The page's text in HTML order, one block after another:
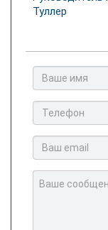
Туллер